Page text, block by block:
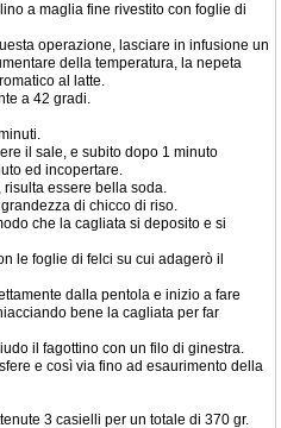
a maglia fine rivestito con foglie di
operazione, lasciare in infusione un
della temperatura, la nepeta
al latte.
a 42 gradi.
il sale, e subito dopo 1 minuto
ed incopertare.
essere bella soda.
di chicco di riso.
che la cagliata si deposito e si
le foglie di felci su cui adagerò il
dalla pentola e inizio a fare
bene la cagliata per far
il fagottino con un filo di ginestra.
e così via fino ad esaurimento della
3 casielli per un totale di 370 gr.